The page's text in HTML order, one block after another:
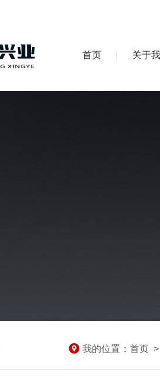
首页 关于
我的位置： 首页